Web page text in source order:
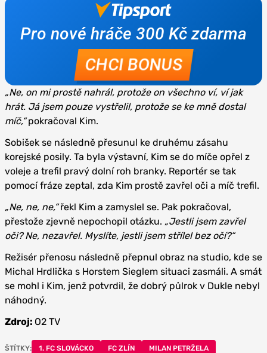
„Ne, on mi prostě nahrál, protože on všechno ví, ví jak
hrát. Já jsem pouze vystřelil, protože se ke mně dostal
míč,“pokračoval Kim.
Sobišek se následně přesunul ke druhému zásahu
korejské posily. Ta byla výstavní, Kim se do míče opřel z
voleje a trefil pravý dolní roh branky. Reportér se tak
pomocí fráze zeptal, zda Kim prostě zavřel oči a míč trefil.
„Ne, ne, ne,“řekl Kim a zamyslel se. Pak pokračoval,
přestože zjevně nepochopil otázku. „Jestli jsem zavřel
oči? Ne, nezavřel. Myslíte, jestli jsem střílel bez očí?“
Režisér přenosu následně přepnul obraz na studio, kde se
Michal Hrdlička s Horstem Sieglem situaci zasmáli. A smát
se mohl i Kim, jenž potvrdil, že dobrý půlrok v Dukle nebyl
náhodný.
Zdroj: O2 TV
ŠTÍTKY: 1. FC SLOVÁCKO FC ZLÍN MILAN PETRŽELA